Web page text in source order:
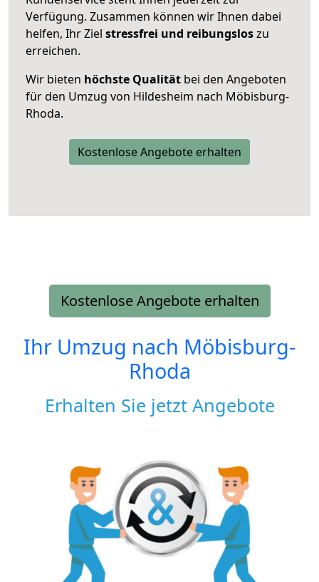
Verfügung. Zusammen können wir Ihnen dabei
helfen, Ihr Ziel stressfrei und reibungsloszu
erreichen.
Wir bieten höchste Qualität bei den Angeboten
für den Umzug von Hildesheim nach Möbisburg-
Rhoda.
Kostenlose Angebote erhalten
Kostenlose Angebote erhalten
Ihr Umzug nach Möbisburg-
Rhoda
Erhalten Sie jetzt Angebote